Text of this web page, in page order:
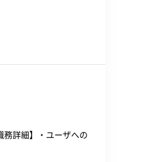
務詳細】・ユーザへの